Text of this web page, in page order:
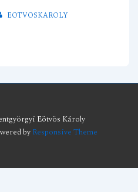
EOTVOSKAROLY
Eötvös Károly
byResponsive Theme